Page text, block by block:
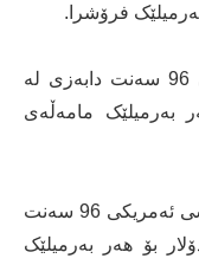
نرخی نەوتی خاوی تەکساسی ئەمریکی 96 سەنت دابەزی لە
دۆلار بۆ هەر بەرمیلێک مامەڵەی
لەبەرامبەردا نرخی نەوتی خاوی تەکساسی ئەمریکی 96 سەنت
لە دواین مامەڵەدا بە 39.14 دۆلار بۆ هەر بەرمیلێک